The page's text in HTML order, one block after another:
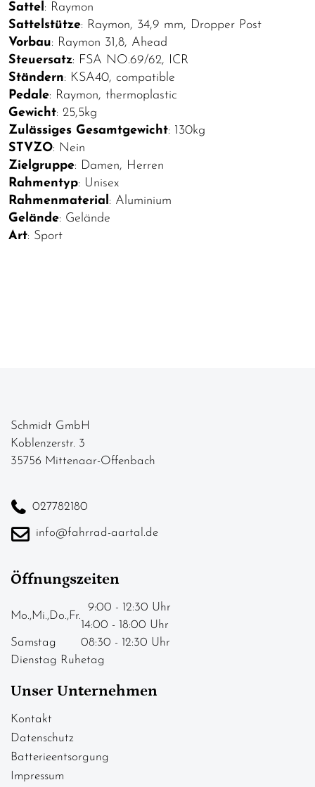
Sattel: Raymon
Sattelstütze: Raymon, 34,9 mm, Dropper Post
Vorbau: Raymon 31,8, Ahead
Steuersatz: FSA NO.69/62, ICR
Ständern: KSA40, compatible
Pedale: Raymon, thermoplastic
Gewicht: 25,5kg
Zulässiges Gesamtgewicht: 130kg
STVZO: Nein
Zielgruppe: Damen, Herren
Rahmentyp: Unisex
Rahmenmaterial: Aluminium
Gelände: Gelände
Art: Sport
Schmidt GmbH
Koblenzerstr. 3
35756 Mittenaar-Offenbach
027782180
info@fahrrad-aartal.de
Öffnungszeiten
Mo.,Mi.,Do.,Fr.
9:00 - 12:30 Uhr
14:00 - 18:00 Uhr
Samstag
08:30 - 12:30 Uhr
Dienstag Ruhetag
Unser Unternehmen
Kontakt
Datenschutz
Batterieentsorgung
Impressum